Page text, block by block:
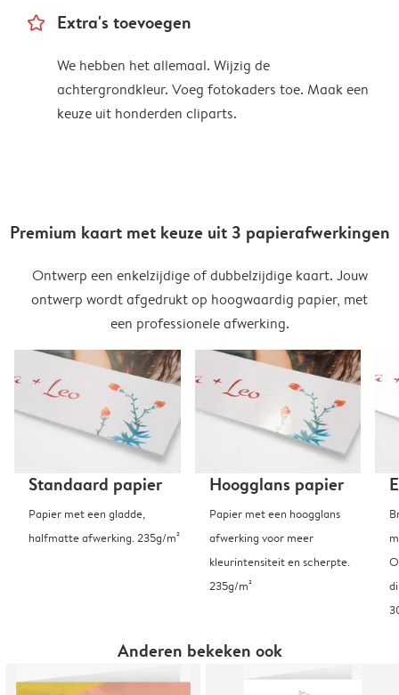
star_outline Extra's toevoegen
We hebben het allemaal. Wijzig de
achtergrondkleur. Voeg fotokaders toe. Maak een
keuze uit honderden cliparts.
Premium kaart met keuze uit 3 papierafwerkingen
Ontwerp een enkelzijdige of dubbelzijdige kaart. Jouw
ontwerp wordt afgedrukt op hoogwaardig papier, met
een professionele afwerking.
Standaard papier
Papier met een gladde,
halfmatte afwerking. 235g/m²
Hoogglans papier
Papier met een hoogglans
afwerking voor meer
kleurintensiteit en scherpte.
235g/m²
Anderen bekeken ook